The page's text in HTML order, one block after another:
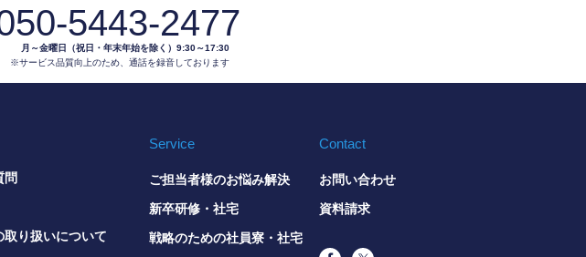
5443-2477
月～金曜日（祝日・年末年始を除く）9:30～17:30
※サービス品質向上のため、通話を録音しております
問
取り扱いについて
Service
ご担当者様のお悩み解決
新卒研修・社宅
戦略のための社員寮・社宅
Contact
お問い合わせ
資料請求